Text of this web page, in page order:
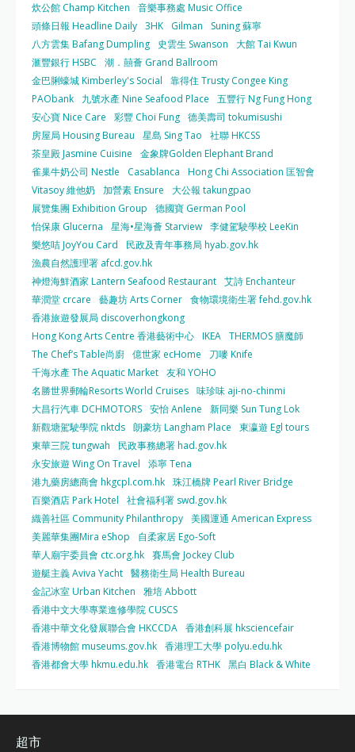
炊公館 Champ Kitchen
音樂事務處 Music Office
頭條日報 Headline Daily 3HK Gilman
Suning 蘇寧
八方雲集 Bafang Dumpling
史雲生 Swanson
大館 Tai Kwun
滙豐銀行 HSBC
潮．囍薈 Grand Ballroom
金巴脷蠔城 Kimberley's Social
靠得住 Trusty Congee King
PAObank
九號水產 Nine Seafood Place
五豐行 Ng Fung Hong
安心寶 Nice Care
彩豐 Choi Fung 德美壽司 tokumisushi
房屋局 Housing Bureau
星島 Sing Tao
社聯 HKCSS
茶皇殿 Jasmine Cuisine
金象牌Golden Elephant Brand
雀巢牛奶公司 Nestle
Casablanca
Hong Chi Association 匡智會
Vitasoy 維他奶
加營素 Ensure
大公報 takungpao
展覽集團 Exhibition Group
德國寶 German Pool
怡保康 Glucerna
星海•星海薈 Starview 李健駕駛學校 LeeKin
樂悠咭 JoyYou Card
民政及青年事務局 hyab.gov.hk
漁農自然護理署 afcd.gov.hk
神燈海鮮酒家 Lantern Seafood Restaurant 艾詩 Enchanteur
華潤堂 crcare
藝趣坊 Arts Corner 食物環境衛生署 fehd.gov.hk
香港旅遊發展局 discoverhongkong
Hong Kong Arts Centre 香港藝術中心 IKEA THERMOS 膳魔師
The Chef’s Table尚廚 億世家 ecHome
刀嘜 Knife
千海水產 The Aquatic Market 友和 YOHO
名勝世界郵輪Resorts World Cruises 味珍味 aji-no-chinmi
大昌行汽車 DCHMOTORS 安怡 Anlene
新同樂 Sun Tung Lok
新觀塘駕駛學院 nktds 朗豪坊 Langham Place
東瀛遊 Egl tours
東華三院 tungwah
民政事務總署 had.gov.hk
永安旅遊 Wing On Travel
添寧 Tena
港九藥房總商會 hkgcpl.com.hk 珠江橋牌 Pearl River Bridge
百樂酒店 Park Hotel
社會福利署 swd.gov.hk
織善社區 Community Philanthropy 美國運通 American Express
美麗華集團Mira eShop
自柔家居 Ego-Soft
華人廟宇委員會 ctc.org.hk 賽馬會 Jockey Club
遊艇主義 Aviva Yacht 醫務衛生局 Health Bureau
金記冰室 Urban Kitchen
雅培 Abbott
香港中文大學專業進修學院 CUSCS
香港中華文化發展聯合會 HKCCDA 香港創科展 hksciencefair
香港博物館 museums.gov.hk 香港理工大學 polyu.edu.hk
香港都會大學 hkmu.edu.hk 香港電台 RTHK 黑白 Black & White
超市